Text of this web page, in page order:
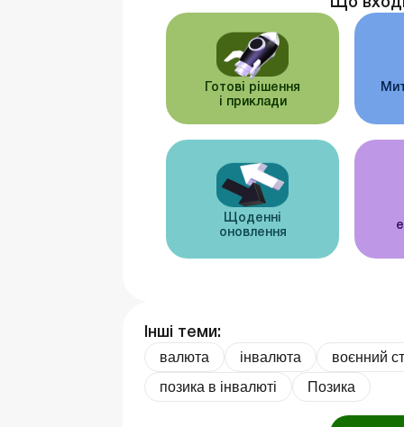
Що
Готові рішення
і приклади
Щоденні
оновлення
Інші теми:
валюта інвалюта воєнний
позика в інвалюті
Позика